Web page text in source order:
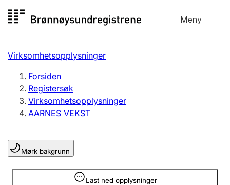
til
Meny
Registersøk
Aksjeselskap
Enkeltpersonforetak
Registrere, endre, slette
Lag og forening
Registrere, endre, slette
Virksomhetsopplysninger
Forsiden
Registersøk
Virksomhetsopplysninger
AARNES VEKST
Mørk bakgrunn
Last ned opplysninger
Opplysninger er skjult